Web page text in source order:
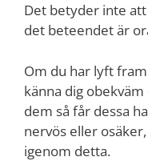
Det betyder inte
det beteendet är
Om du har lyft
känna dig
dem så får dessa
nervös eller
igenom detta.